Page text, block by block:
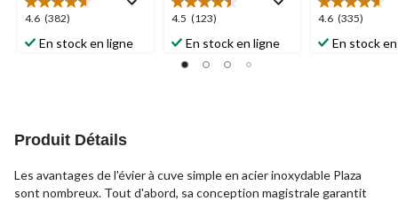
4.6 (382)
4.6
étoile(s)
sur
En stock en ligne
4.5 (123)
4.5
étoile(s)
sur
5.
En stock en ligne
4.6 (335)
4.6
étoile(s)
sur
En stock
Produit Détails
Les avantages de l'évier à cuve simple en acier inoxydable Plaza
sont nombreux. Tout d'abord, sa conception magistrale garantit